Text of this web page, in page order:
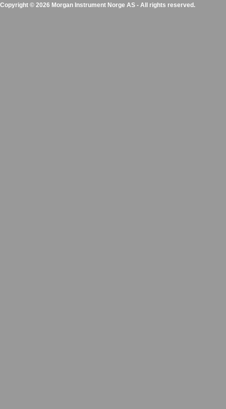
Copyright © 2026 Morgan Instrument Norge AS - All rights reserved.